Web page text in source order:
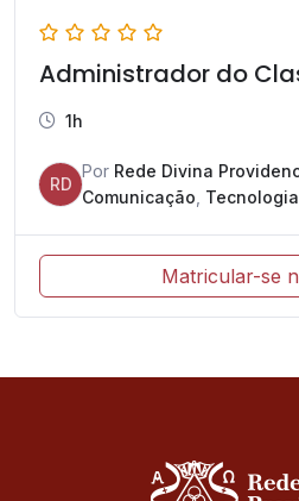
Administrador do
1h
RD
Por Rede Divina
Comunicação Tecnologia
Matricular-se